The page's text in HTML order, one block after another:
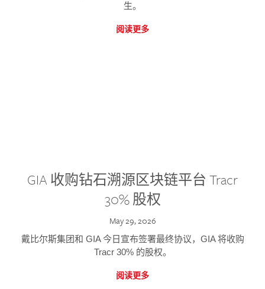
生。
阅读更多
GIA 收购钻石溯源区块链平台 Tracr
30% 股权
May 29, 2026
戴比尔斯集团和 GIA 今日宣布签署最终协议，GIA 将收购
Tracr 30% 的股权。
阅读更多